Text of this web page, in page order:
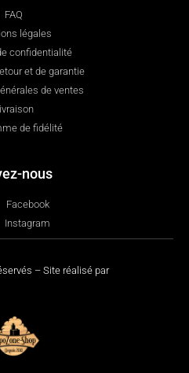
FAQ
légales
confidentialité
et de garantie
de ventes
de fidélité
nous
Facebook
Instagram
– Site réalisé par